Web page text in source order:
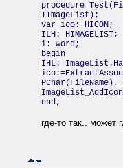
procedure
TImageList);
var ico: HICON;
ILH: HIMAGELIST;
i: word;
begin
end;
где-то так.. может